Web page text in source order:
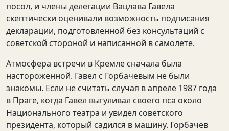
посол, и члены делегации Вацлава Гавела
скептически оценивали возможность подписания
декларации, подготовленной без консультаций с
советской стороной и написанной в самолете.
Атмосфера встречи в Кремле сначала была
настороженной. Гавел с Горбачевым не были
знакомы. Если не считать случая в апреле 1987 года
в Праге, когда Гавел выгуливал своего пса около
Национального театра и увидел советского
президента, который садился в машину. Горбачев